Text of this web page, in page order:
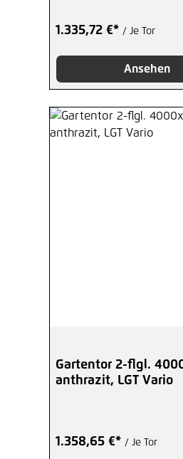
1.335,72 €* / Je Tor
Ansehen
Gartentor 2-flgl.
anthrazit, LGT Vario
1.358,65 €* / Je Tor